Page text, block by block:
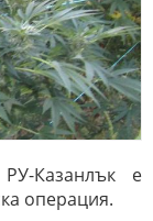
Казанлък е
операция.